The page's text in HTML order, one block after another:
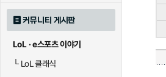
커뮤니티 게시판
LoL · e스포츠 이야기
└LoL 클래식